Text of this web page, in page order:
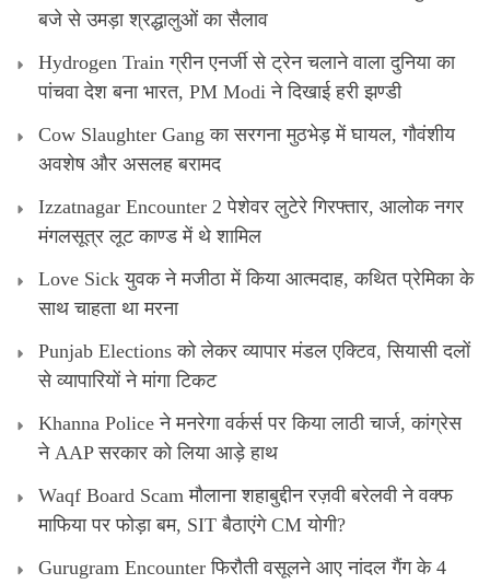
बजे से उमड़ा श्रद्धालुओं का सैलाव
Hydrogen Train ग्रीन एनर्जी से ट्रेन चलाने वाला दुनिया का
पांचवा देश बना भारत, PM Modi ने दिखाई हरी झण्डी
Cow Slaughter Gang का सरगना मुठभेड़ में घायल, गौवंशीय
अवशेष और असलह बरामद
Izzatnagar Encounter 2 पेशेवर लुटेरे गिरफ्तार, आलोक नगर
मंगलसूत्र लूट काण्‍ड में थे शामिल
Love Sick युवक ने मजीठा में किया आत्मदाह, कथित प्रेमिका के
साथ चाहता था मरना
Punjab Elections को लेकर व्यापार मंडल एक्टिव, सियासी दलों
से व्यापारियों ने मांगा टिकट
Khanna Police ने मनरेगा वर्कर्स पर किया लाठी चार्ज, कांग्रेस
ने AAP सरकार को लिया आड़े हाथ
Waqf Board Scam मौलाना शहाबुद्दीन रज़वी बरेलवी ने वक्फ
माफिया पर फोड़ा बम, SIT बैठाएंगे CM योगी?
Gurugram Encounter फिरौती वसूलने आए नांदल गैंग के 4